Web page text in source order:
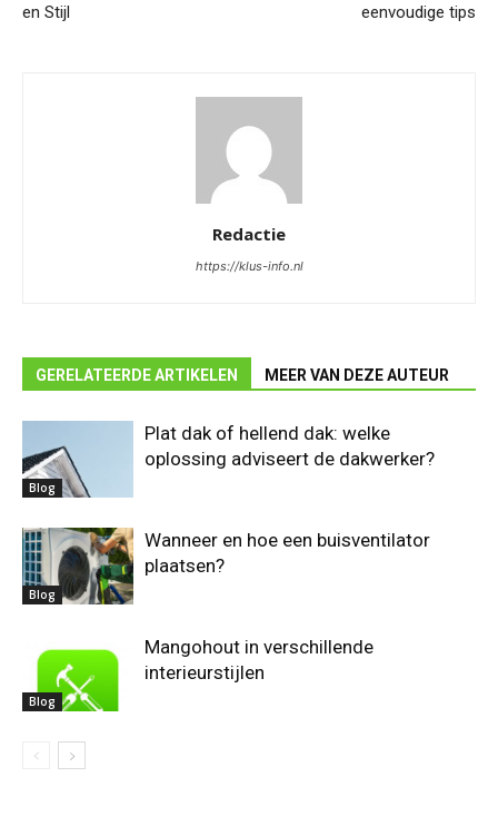
en Stijl
eenvoudige tips
Redactie
https://klus-info.nl
GERELATEERDE ARTIKELEN MEER VAN DEZE AUTEUR
Blog
Plat dak of hellend dak: welke
oplossing adviseert de dakwerker?
Blog
Wanneer en hoe een buisventilator
plaatsen?
Blog
Mangohout in verschillende
interieurstijlen